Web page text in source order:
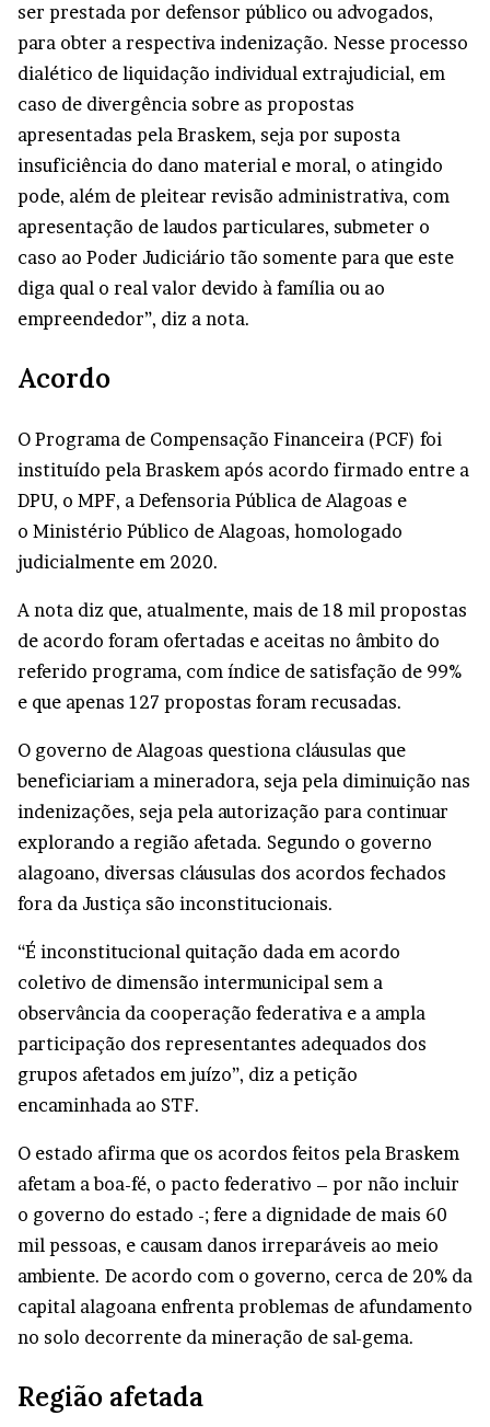
ser prestada por defensor público ou advogados,
para obter a respectiva indenização. Nesse processo
dialético de liquidação individual extrajudicial, em
caso de divergência sobre as propostas
apresentadas pela Braskem, seja por suposta
insuficiência do dano material e moral, o atingido
pode, além de pleitear revisão administrativa, com
apresentação de laudos particulares, submeter o
caso ao Poder Judiciário tão somente para que este
diga qual o real valor devido à família ou ao
empreendedor”, diz a nota.
Acordo
O Programa de Compensação Financeira (PCF) foi
instituído pela Braskem após acordo firmado entre a
DPU, o MPF, a Defensoria Pública de Alagoas e
o Ministério Público de Alagoas, homologado
judicialmente em 2020.
A nota diz que, atualmente, mais de 18 mil propostas
de acordo foram ofertadas e aceitas no âmbito do
referido programa, com índice de satisfação de 99%
e que apenas 127 propostas foram recusadas.
O governo de Alagoas questiona cláusulas que
beneficiariam a mineradora, seja pela diminuição nas
indenizações, seja pela autorização para continuar
explorando a região afetada. Segundo o governo
alagoano, diversas cláusulas dos acordos fechados
fora da Justiça são inconstitucionais.
“É inconstitucional quitação dada em acordo
coletivo de dimensão intermunicipal sem a
observância da cooperação federativa e a ampla
participação dos representantes adequados dos
grupos afetados em juízo”, diz a petição
encaminhada ao STF.
O estado afirma que os acordos feitos pela Braskem
afetam a boa-fé, o pacto federativo – por não incluir
o governo do estado -; fere a dignidade de mais 60
mil pessoas, e causam danos irreparáveis ao meio
ambiente. De acordo com o governo, cerca de 20% da
capital alagoana enfrenta problemas de afundamento
no solo decorrente da mineração de sal-gema.
Região afetada